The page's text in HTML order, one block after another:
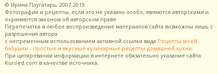
© Ирина Плугатарь, 2007-2019.
Фотографии и рецепты, если это не указано особо, являются авторскими и
охраняются законом об авторском праве.
Перепечатка и любое воспроизведение материалов сайта возможны лишь с
разрешения автора
с непременным использованием активной ссылки вида Рецепты моей
бабушки - простые и вкусные кулинарные рецепты домашней кухни
При цитировании информации в интернете обязательно указание сайта
Kuroed.com в качестве источника.